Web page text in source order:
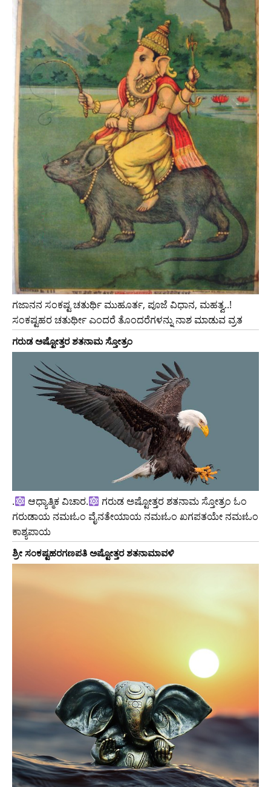
ಗಜಾನನ ಸಂಕಷ್ಟ ಚತುರ್ಥಿ ಮುಹೂರ್ತ, ಪೂಜೆ ವಿಧಾನ, ಮಹತ್ವ..!
ಸಂಕಷ್ಟಹರ ಚತುರ್ಥೀ ಎಂದರೆ ತೊಂದರೆಗಳನ್ನು ನಾಶ ಮಾಡುವ ವ್ರತ
ಗರುಡ ಅಷ್ಟೋತ್ತರ ಶತನಾಮ ಸ್ತೋತ್ರಂ
. ಆಧ್ಯಾತ್ಮಿಕ ವಿಚಾರ.
ಗರುಡ ಅಷ್ಟೋತ್ತರ ಶತನಾಮ ಸ್ತೋತ್ರಂ ಓಂ
ಗರುಡಾಯ ನಮಃಓಂ ವೈನತೇಯಾಯ ನಮಃಓಂ ಖಗಪತಯೇ ನಮಃಓಂ
ಕಾಶ್ಯಪಾಯ
‌ಶ್ರೀ ಸಂಕಷ್ಟಹರಗಣಪತಿ ಅಷ್ಟೋತ್ತರ ಶತನಾಮಾವಳಿ